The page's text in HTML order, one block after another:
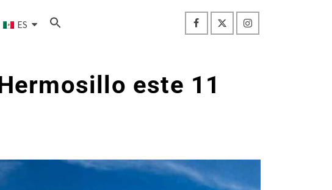
ES
este 11